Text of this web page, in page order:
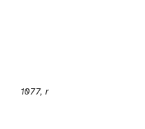
1077, r